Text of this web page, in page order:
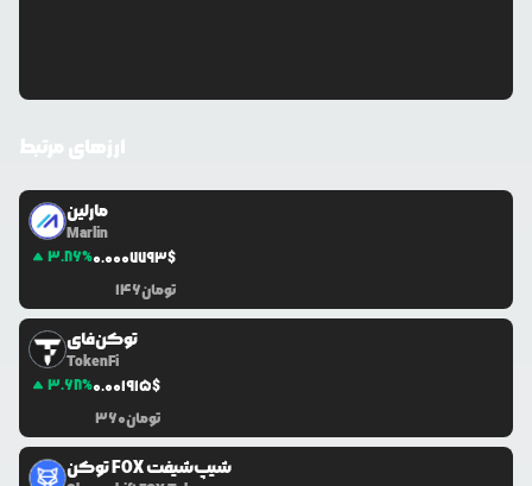
مارلین
Marlin
3.86%0.0007793$
146تومان
توکن‌فای
TokenFi
3.68%0.001915$
360تومان
توکن FOX شیپ‌شیفت